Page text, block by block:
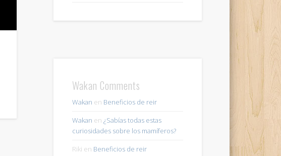
Wakan Comments
Wakan en Beneficios de reir
Wakan en ¿Sabías todas estas
curiosidades sobre los mamíferos?
Riki en Beneficios de reir